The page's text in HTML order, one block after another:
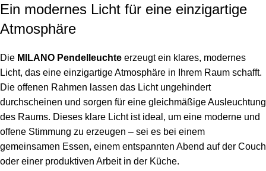
Ein modernes Licht für eine einzigartige
Atmosphäre
Die MILANO Pendelleuchte erzeugt ein klares, modernes
Licht, das eine einzigartige Atmosphäre in Ihrem Raum schafft.
Die offenen Rahmen lassen das Licht ungehindert
durchscheinen und sorgen für eine gleichmäßige Ausleuchtung
des Raums. Dieses klare Licht ist ideal, um eine moderne und
offene Stimmung zu erzeugen – sei es bei einem
gemeinsamen Essen, einem entspannten Abend auf der Couch
oder einer produktiven Arbeit in der Küche.